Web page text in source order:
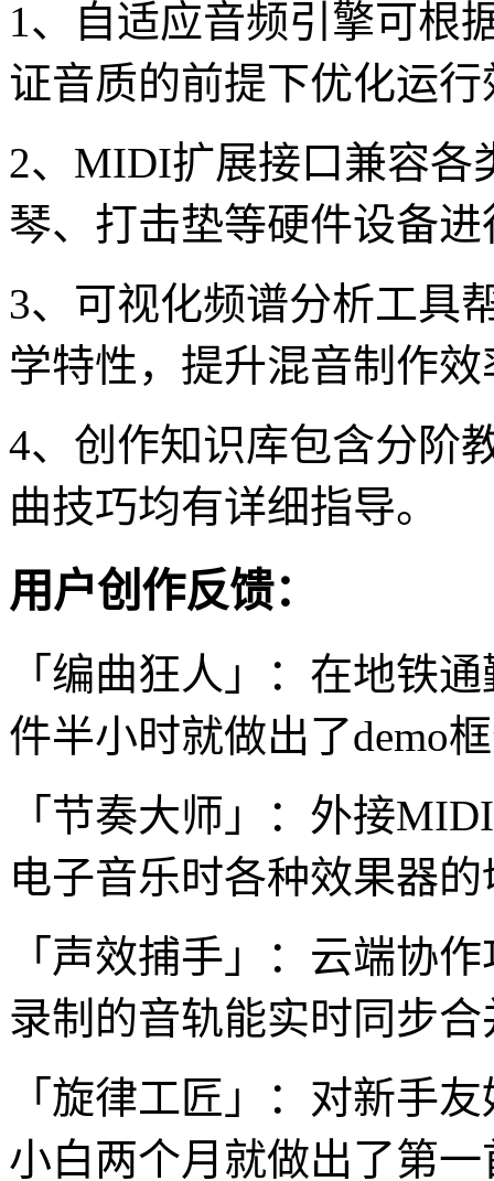
1、自适应音频引擎可根
证音质的前提下优化运行
2、MIDI扩展接口兼容各
琴、打击垫等硬件设备
3、可视化频谱分析工具
学特性，提升混音制作效
4、创作知识库包含分阶
曲技巧均有详细指导。
用户创作反馈：
「编曲狂人」：在地铁
件半小时就做出了demo
「节奏大师」：外接
电子音乐时各种效果器
「声效捕手」：云端协
录制的音轨能实时同步
「旋律工匠」：对新手
小白两个月就做出了第